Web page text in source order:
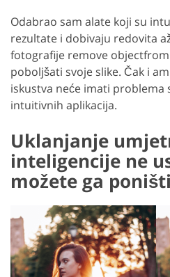
Odabrao sam alate koji su
rezultate i dobivaju redovita
fotografije remove
poboljšati svoje slike. Čak i
iskustva neće imati problema
intuitivnih aplikacija.
Uklanjanje
inteligencije ne
možete ga